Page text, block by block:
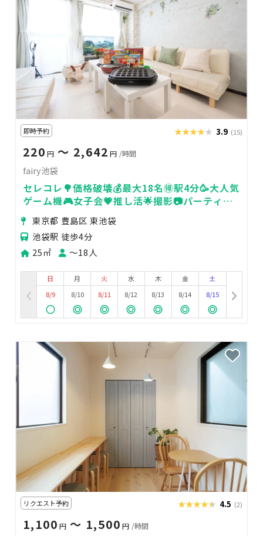
即時予約 ★★★★★
★★★★★ 3.9 (15)
220 円 〜 2,642 円 /時間
fairy池袋
セレコレ🌳価格破壊💰最大18名🉐駅4分🥳大人気
ゲーム機🎮女子会💗推し活🌟撮影📷パーティ🥂
24H🏪飲み会🍻fairy池袋
東京都 豊島区 東池袋
池袋駅 徒歩4分
25㎡
〜18人
日
8/9
月
8/10
火
8/11
水
8/12
木
8/13
金
8/14
土
8/15
リクエスト予約 ★★★★★
★★★★★ 4.5 (2)
1,100 円 〜 1,500 円 /時間